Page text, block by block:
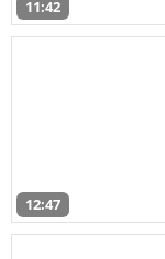
11:42
12:47